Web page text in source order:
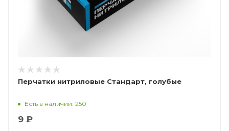
Перчатки нитриловые Стандарт, голубые
Есть в наличии: 250
9 ₽